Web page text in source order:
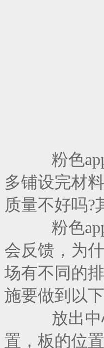
粉色app
多铺设完材
质量不好吗?
粉色app
会反馈
场有不同的排
施要做到以
放出中心
置，板的位